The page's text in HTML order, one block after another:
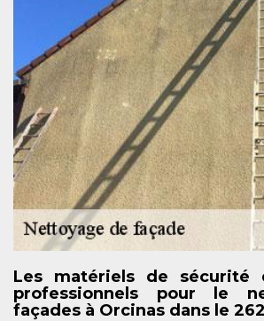
Les matériels de sécurité
professionnels pour le
façades à Orcinas dans le